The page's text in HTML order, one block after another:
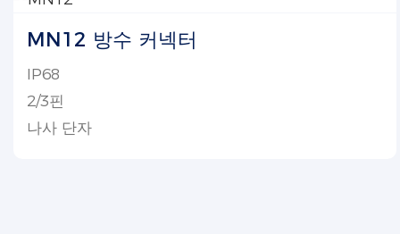
MN12 방수 커넥터
IP68
2/3핀
나사 단자